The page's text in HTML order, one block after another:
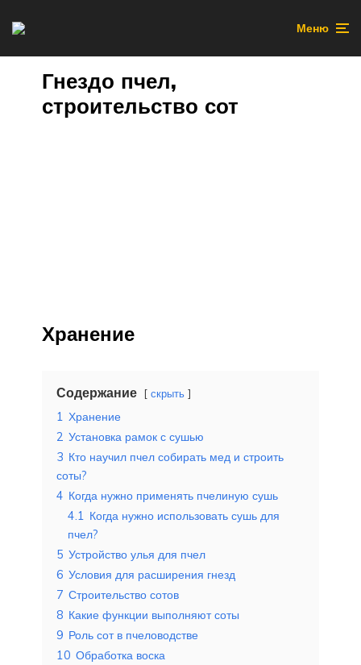
Меню
Гнездо пчел,
строительство сот
Хранение
Содержание скрыть
1 Хранение
2 Установка рамок с сушью
3 Кто научил пчел собирать мед и строить
соты?
4 Когда нужно применять пчелиную сушь
4.1 Когда нужно использовать сушь для
пчел?
5 Устройство улья для пчел
6 Условия для расширения гнезд
7 Строительство сотов
8 Какие функции выполняют соты
9 Роль сот в пчеловодстве
10 Обработка воска